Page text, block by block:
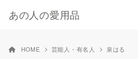
あの人の愛用品
HOME 芸能人・有名人 泉はる